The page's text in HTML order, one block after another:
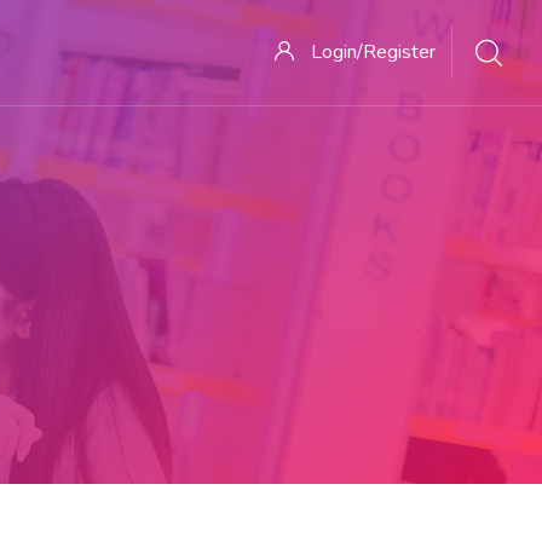
Login/Register